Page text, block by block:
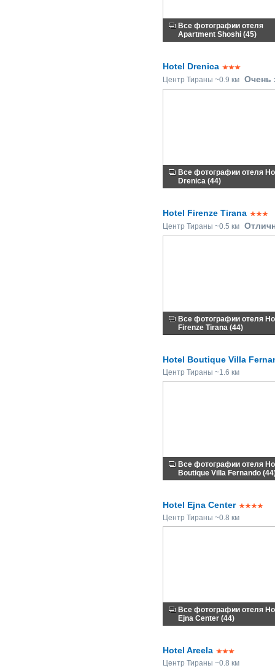
Все фотографии отеля
Apartment Shoshi (45)
Hotel Drenica
Центр Тираны ~0.9 км
Все фотографии отеля
Drenica (44)
Hotel Firenze Tirana
Центр Тираны ~0.5 км
Все фотографии отеля
Firenze Tirana (44)
Hotel Boutique Villa
Центр Тираны ~1.6 км
Все фотографии отеля
Boutique Villa Fernando
Hotel Ejna Center
Центр Тираны ~0.8 км
Все фотографии отеля
Ejna Center (44)
Hotel Areela
Центр Тираны ~0.8 км